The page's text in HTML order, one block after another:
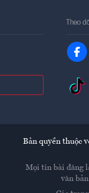
Theo
Bản quyền thuộc
Mọi tin bài đăng
văn